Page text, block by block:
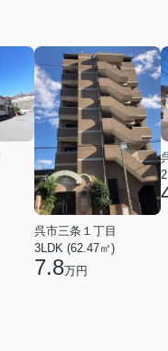
呉市三条１丁目
3LDK (62.47㎡)
7.8万円